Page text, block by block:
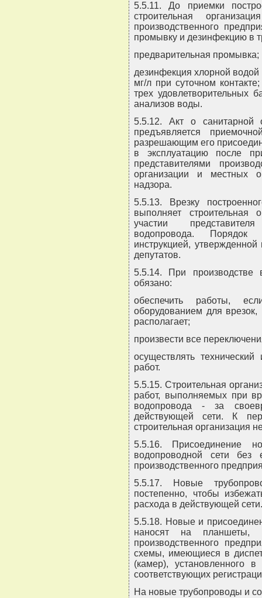
5.5.11. До приемки
строительная
производственного
промывку и дезинфекцию в
предварительная промывка;
дезинфекция хлорной водой
мг/л при суточном
трех удовлетворительных
анализов воды.
5.5.12. Акт о санитарной
предъявляется
разрешающим его
в эксплуатацию после
представителями
организации и местных
надзора.
5.5.13. Врезку
выполняет строительная
участии
водопровода. Порядок
инструкцией,
депутатов.
5.5.14. При производстве
обязано:
обеспечить работы,
оборудованием для врезок,
располагает;
произвести все
осуществлять
работ.
5.5.15. Строительная
работ, выполняемых при
водопровода - за
действующей сети. К
строительная организация
5.5.16. Присоединение
водопроводной сети без
производственного
5.5.17. Новые
постепенно, чтобы
расхода в действующей сети.
5.5.18. Новые и
наносят на планшеты,
производственного
схемы, имеющиеся в
(камер), установленного
соответствующих
На новые трубопроводы и